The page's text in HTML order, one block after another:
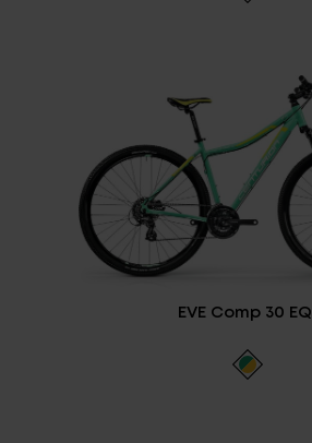
EVE Comp 30 EQ